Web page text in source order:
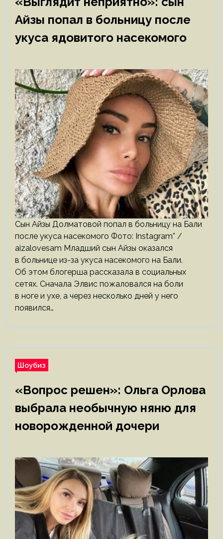
Айзы попал в больницу после
укуса ядовитого насекомого
Сын Айзы Долматовой попал в больницу на Бали
после укуса насекомого Фото: Instagram* /
aizalovesam Младший сын Айзы оказался
в больнице из-за укуса насекомого на Бали.
Об этом блогерша рассказала в социальных
сетях. Сначала Элвис пожаловался на боли
в ноге и ухе, а через несколько дней у него
появился…
Шоубиз
«Вопрос решен»: Ольга Орлова
выбрала необычную няню для
новорожденной дочери